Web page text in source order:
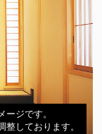
ジです。
しております。